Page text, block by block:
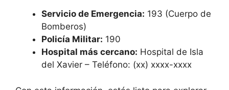
Servicio de Emergencia: 193 (Cuerpo de
Bomberos)
Policía Militar: 190
Hospital más cercano: Hospital de Isla
del Xavier – Teléfono: (xx) xxxx-xxxx